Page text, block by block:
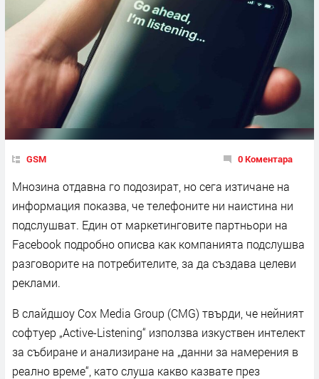
GSM 0 Коментара
Мнозина отдавна го подозират, но сега изтичане на
информация показва, че телефоните ни наистина ни
подслушват. Един от маркетинговите партньори на
Facebook подробно описва как компанията подслушва
разговорите на потребителите, за да създава целеви
реклами.
В слайдшоу Cox Media Group (CMG) твърди, че нейният
софтуер „Active-Listening“ използва изкуствен интелект
за събиране и анализиране на „данни за намерения в
реално време“, като слуша какво казвате през